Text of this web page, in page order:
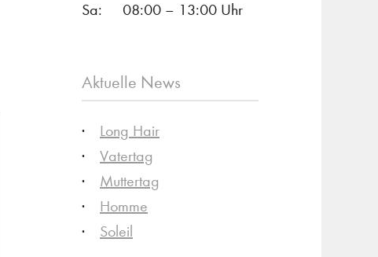
Sa:
08:00 – 13:00 Uhr
Aktuelle News
Long Hair
Vatertag
Muttertag
Homme
Soleil